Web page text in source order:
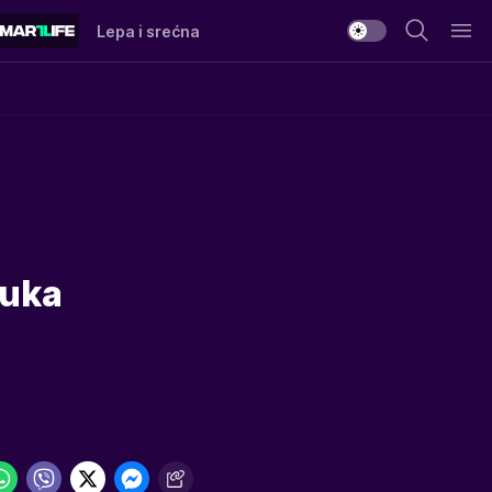
Lepa i srećna